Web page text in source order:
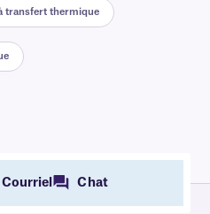
transfert thermique
Courriel Chat